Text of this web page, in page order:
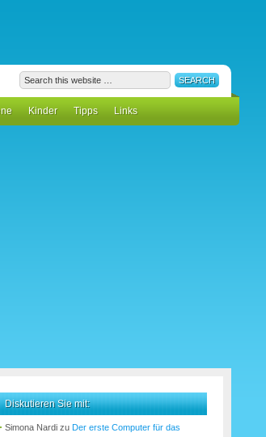
Kinder Tipps Links
Diskutieren Sie mit:
Simona Nardi zu Der erste Computer für das